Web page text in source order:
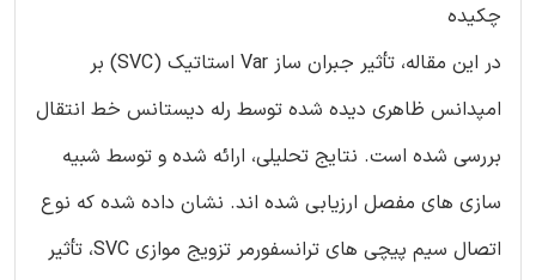
چکیده
در این مقاله، تأثیر جبران ساز Var استاتیک (SVC) بر
امپدانس ظاهری دیده شده توسط رله دیستانس خط انتقال
بررسی شده است. نتایج تحلیلی، ارائه شده و توسط شبیه
سازی های مفصل ارزیابی شده اند. نشان داده شده که نوع
اتصال سیم پیچی های ترانسفورمر تزویج موازی SVC، تأثیر